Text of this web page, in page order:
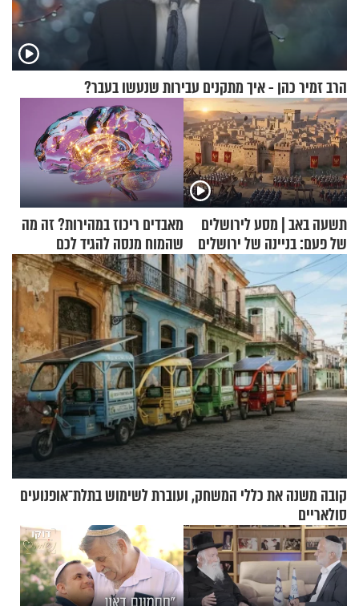
הרב זמיר כהן - איך מתקנים עבירות שנעשו בעבר?
תשעה באב | מסע לירושלים
של פעם: בניינה של ירושלים
מאבדים ריכוז במהירות? זה מה
שהמוח מנסה להגיד לכם
קובה משנה את כללי המשחק, ועוברת לשימוש בתלת־אופנועים
סולאריים